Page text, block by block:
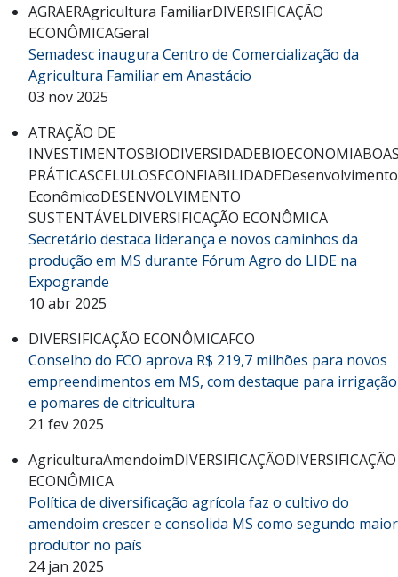
AGRAERAgricultura FamiliarDIVERSIFICAÇÃO
ECONÔMICAGeral
Semadesc inaugura Centro de Comercialização da
Agricultura Familiar em Anastácio
03 nov 2025
ATRAÇÃO DE
INVESTIMENTOSBIODIVERSIDADEBIOECONOMIA
PRÁTICASCELULOSECONFIABILIDADEDesenvolvimento
EconômicoDESENVOLVIMENTO
SUSTENTÁVELDIVERSIFICAÇÃO ECONÔMICA
Secretário destaca liderança e novos caminhos da
produção em MS durante Fórum Agro do LIDE na
Expogrande
10 abr 2025
DIVERSIFICAÇÃO ECONÔMICAFCO
Conselho do FCO aprova R$ 219,7 milhões para novos
empreendimentos em MS, com destaque para irrigação
e pomares de citricultura
21 fev 2025
AgriculturaAmendoimDIVERSIFICAÇÃODIVERSIFICAÇÃO
ECONÔMICA
Política de diversificação agrícola faz o cultivo do
amendoim crescer e consolida MS como segundo maior
produtor no país
24 jan 2025